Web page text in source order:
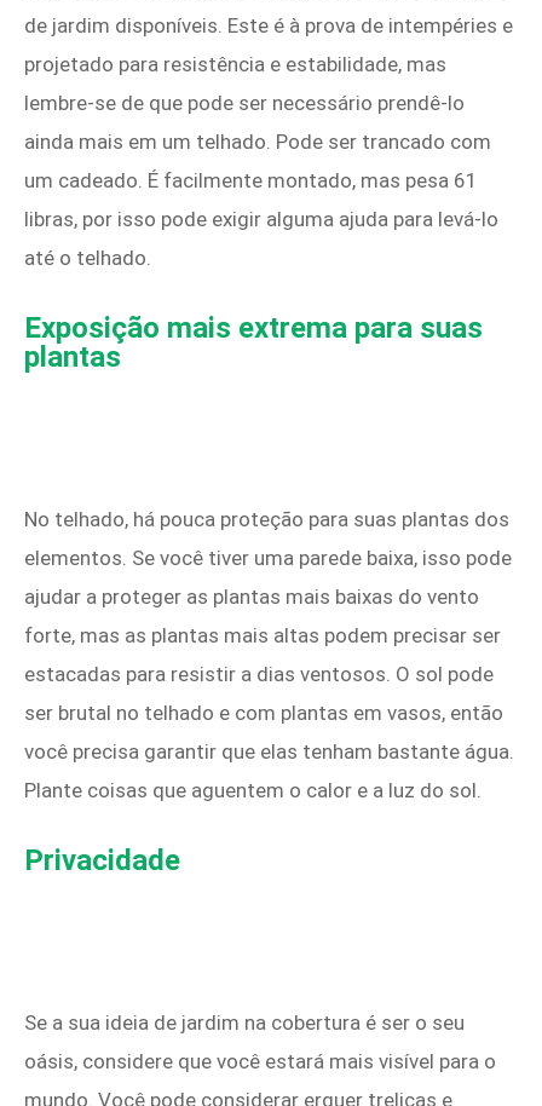
de jardim disponíveis. Este é à prova de intempéries e
projetado para resistência e estabilidade, mas
lembre-se de que pode ser necessário prendê-lo
ainda mais em um telhado. Pode ser trancado com
um cadeado. É facilmente montado, mas pesa 61
libras, por isso pode exigir alguma ajuda para levá-lo
até o telhado.
Exposição mais extrema para suas
plantas
No telhado, há pouca proteção para suas plantas dos
elementos. Se você tiver uma parede baixa, isso pode
ajudar a proteger as plantas mais baixas do vento
forte, mas as plantas mais altas podem precisar ser
estacadas para resistir a dias ventosos. O sol pode
ser brutal no telhado e com plantas em vasos, então
você precisa garantir que elas tenham bastante água.
Plante coisas que aguentem o calor e a luz do sol.
Privacidade
Se a sua ideia de jardim na cobertura é ser o seu
oásis, considere que você estará mais visível para o
mundo. Você pode considerar erguer treliças e